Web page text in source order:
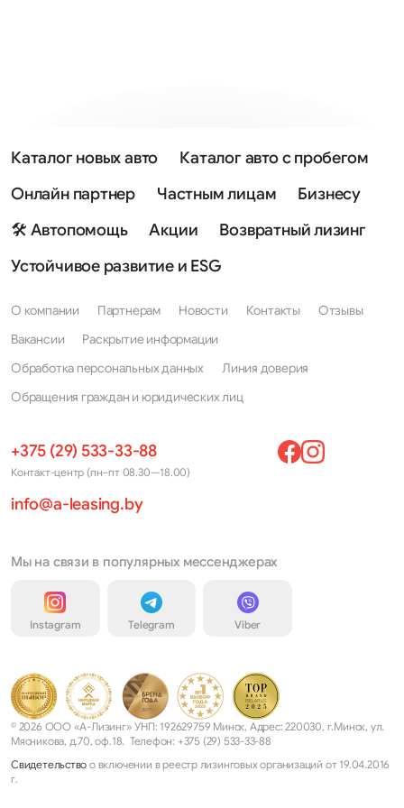
Каталог новых авто
Каталог авто с пробегом
Онлайн партнер
Частным лицам
Бизнесу
🛠 Автопомощь
Акции
Возвратный лизинг
Устойчивое развитие и ESG
О компании Партнерам Новости Контакты
Отзывы
Вакансии
Раскрытие информации
Обработка персональных данных
Линия доверия
Обращения граждан и юридических лиц
+375 (29) 533-33-88
Контакт-центр (пн–пт 08.30—18.00)
info@a-leasing.by
Мы на связи в популярных мессенджерах
Instagram Telegram Viber
© 2026 ООО «А-Лизинг» УНП: 192629759 Минск, Адрес: 220030, г.Минск, ул.
Мясникова, д.70, оф.18. Телефон: +375 (29) 533-33-88
Свидетельство о включении в реестр лизинговых организаций от 19.04.2016
г.